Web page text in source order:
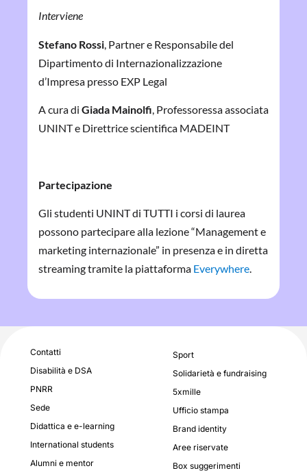
Interviene
Stefano Rossi , Partner e Responsabile del
Dipartimento di Internazionalizzazione
d’Impresa presso EXP Legal
A cura di Giada Mainolfi, Professoressa associata
UNINT e Direttrice scientifica MADEINT
Partecipazione
Gli studenti UNINT di TUTTI i corsi di laurea
possono partecipare alla lezione “Management e
marketing internazionale” in presenza e in diretta
streaming tramite la piattaforma Everywhere.
Contatti
Disabilità e DSA
PNRR
Sede
Didattica e e-learning
International students
Alumni e mentor
Sport
Solidarietà e fundraising
5xmille
Ufficio stampa
Brand identity
Aree riservate
Box suggerimenti